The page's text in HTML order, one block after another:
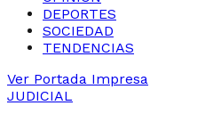
DEPORTES
SOCIEDAD
TENDENCIAS
Ver Portada Impresa
JUDICIAL